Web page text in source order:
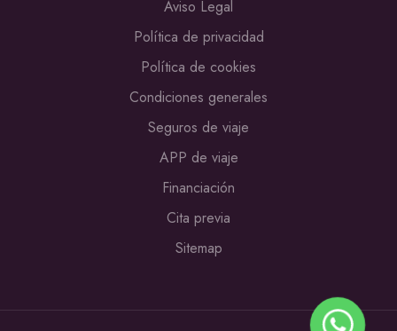
Aviso Legal
Política de privacidad
Política de cookies
Condiciones generales
Seguros de viaje
APP de viaje
Financiación
Cita previa
Sitemap